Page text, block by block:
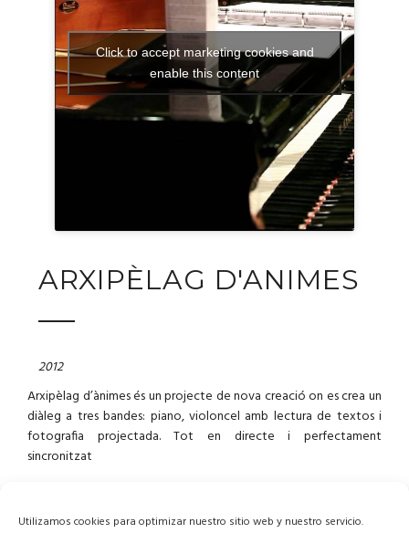
Utilizamos cookies para optimizar nuestro sitio web y nuestro servicio.
Click to accept marketing cookies and
enable this content
ARXIPÈLAG D'ANIMES
2012
Arxipèlag d’ànimes és un projecte de nova creació on es crea un
diàleg a tres bandes: piano, violoncel amb lectura de textos i
fotografia projectada. Tot en directe i perfectament
sincronitzat
piano i violoncel, i projeccions de fotografia amb tots tres.